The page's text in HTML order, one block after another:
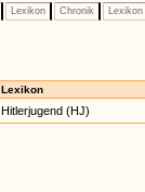
Lexikon Chronik Lexikon
Lexikon
Hitlerjugend (HJ)